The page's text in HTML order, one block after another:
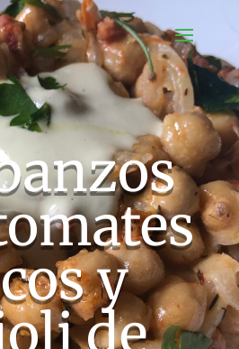
y
de